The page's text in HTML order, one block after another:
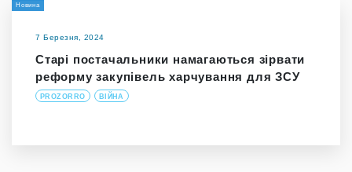
Новина
7 Березня, 2024
Старі постачальники намагаються зірвати
реформу закупівель харчування для ЗСУ
PROZORRO ВІЙНА